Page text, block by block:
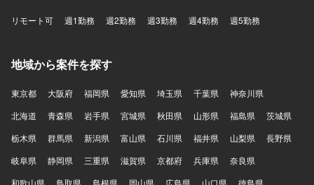
リモート可 週1勤務 週2勤務 週3勤務 週4勤務 週5勤務
地域から案件を探す
東京都 大阪府 福岡県 愛知県 埼玉県 千葉県
神奈川県
北海道
青森県 岩手県 宮城県 秋田県 山形県 福島県
茨城県
栃木県
群馬県 新潟県 富山県 石川県 福井県 山梨県
長野県
岐阜県
静岡県 三重県 滋賀県 京都府 兵庫県
奈良県
和歌山県
鳥取県 島根県 岡山県 広島県 山口県 徳島県